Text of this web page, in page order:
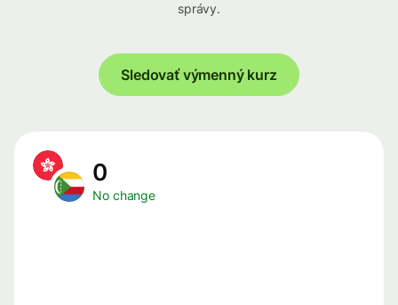
správy.
Sledovať výmenný kurz
0
No change